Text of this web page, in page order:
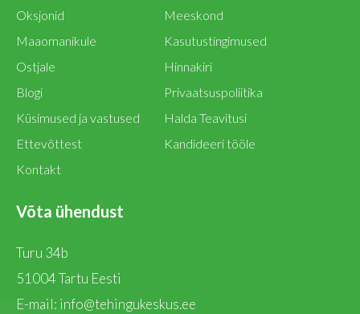
Oksjonid
Maaomanikule
Ostjale
Blogi
Küsimused ja vastused
Ettevõttest
Kontakt
Meeskond
Kasutustingimused
Hinnakiri
Privaatsuspoliitika
Halda Teavitusi
Kandideeri tööle
Võta ühendust
Turu 34b
51004 Tartu Eesti
E-mail: info@tehingukeskus.ee